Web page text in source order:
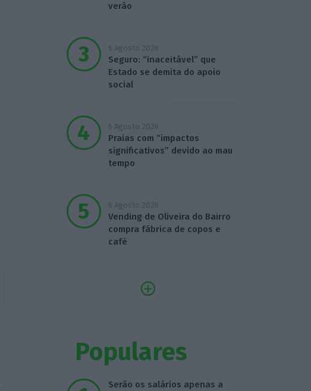
verão
6 Agosto 2026
Seguro: “inaceitável” que
Estado se demita do apoio
social
6 Agosto 2026
Praias com “impactos
significativos” devido ao mau
tempo
6 Agosto 2026
Vending de Oliveira do Bairro
compra fábrica de copos e
café
Populares
Serão os salários apenas a